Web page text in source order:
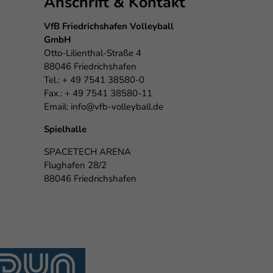
VfB Friedrichshafen Volleyball
GmbH
Otto-Lilienthal-Straße 4
88046 Friedrichshafen
Tel.: + 49 7541 38580-0
Fax.: + 49 7541 38580-11
Email: info@vfb-volleyball.de
Spielhalle
SPACETECH ARENA
Flughafen 28/2
88046 Friedrichshafen
Externe Medien